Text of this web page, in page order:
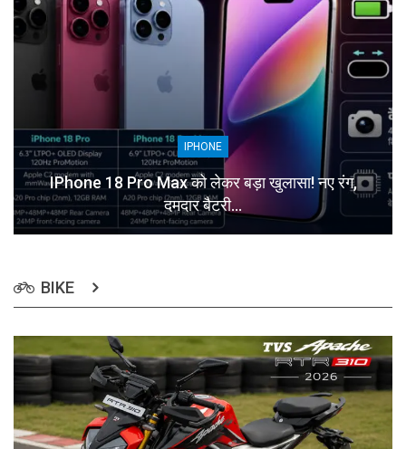
IPHONE
IPhone 18 Pro Max को लेकर बड़ा खुलासा! नए रंग,
दमदार बैटरी…
BIKE